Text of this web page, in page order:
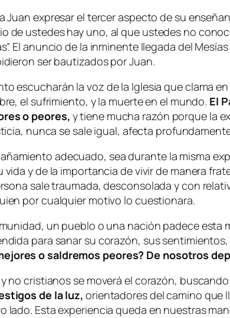
Juan expresar el tercer aspecto de su
de ustedes hay uno, al que ustedes no
El anuncio de la inminente llegada del
ser bautizados por Juan.
escucharán la voz de la Iglesia que clama
el sufrimiento, y la muerte en el mundo. El
o peores, y tiene mucha razón porque la
nunca se sale igual, afecta
adecuado, sea durante la misma
vida y de la importancia de vivir de manera
sale traumada, desconsolada y con
por cualquier motivo lo cuestionara.
un pueblo o una nación padece
para sanar su corazón, sus
o saldremos peores? De nosotros
no cristianos se moverá el corazón,
de la luz, orientadores del camino que
lado. Esta experiencia queda en nuestras